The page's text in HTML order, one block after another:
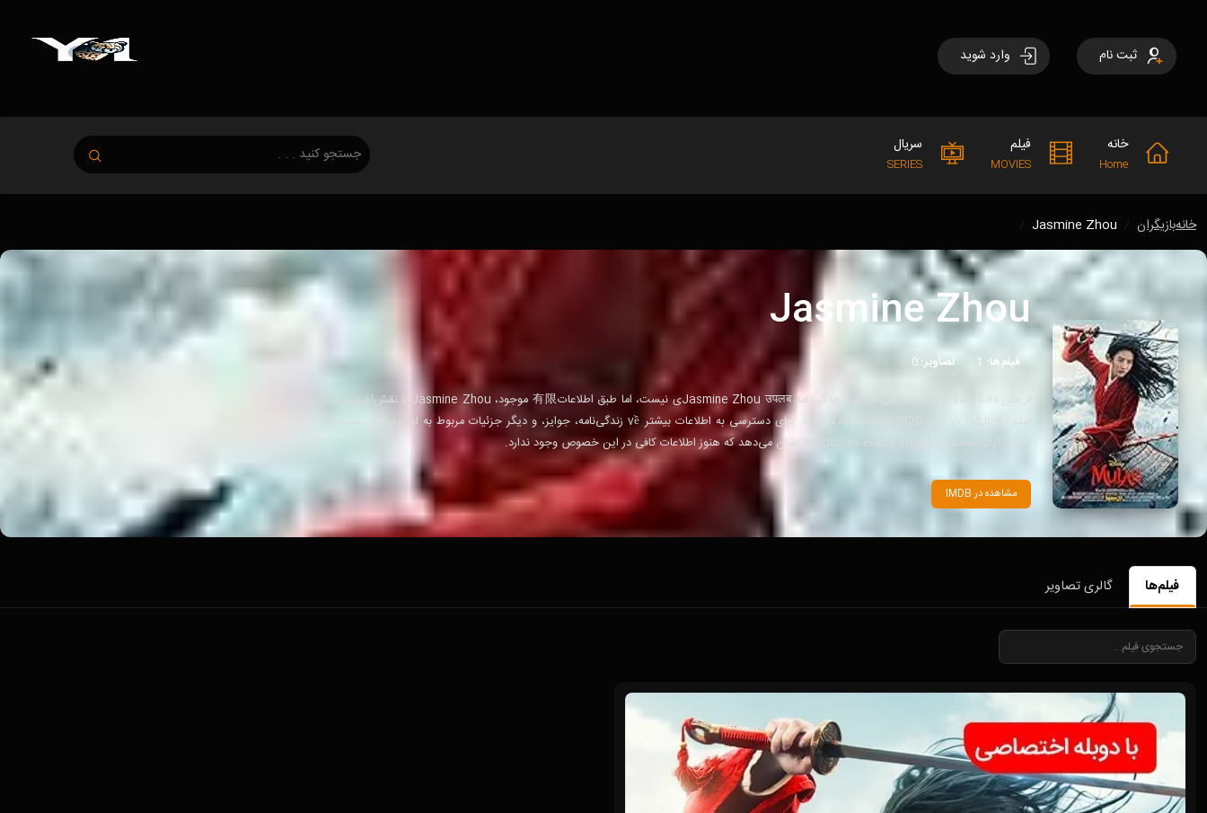
ثبت نام وارد شوید
خانه
Home
فیلم
MOVIES
سریال
SERIES
خانهبازیگران Jasmine Zhou
Jasmine Zhou
فیلم‌ها: تصاویر: 0
از متن داده شده اطلاعات دقیقی در مورد زندگی‌نامه Jasmine Zhou उपलबی نیست، اما طبق اطلاعات有限 موجود، Jasmine Zhou با نقش‌آفرینی در
فیلم "Mulan" در سال 2020 شناخته شده است. برای دسترسی به اطلاعات بیشتر về زندگی‌نامه، جوایز، و دیگر جزئیات مربوط به او، ویرایش سک و
اضافه کردن محتوا proposals.erase suggest نشان می‌دهد که هنوز اطلاعات کافی در این خصوص وجود ندارد.
مشاهده در IMDB
فیلم‌ها گالری تصاویر